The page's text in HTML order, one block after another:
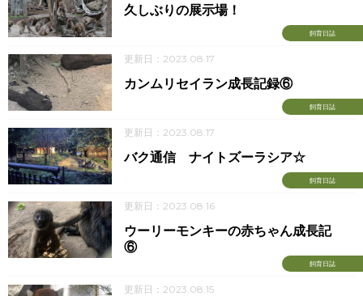
飼育日誌
久しぶりの展示場！
更新日：2023.08.17
飼育日誌
カンムリセイラン成長記録⑥
更新日：2023.08.17
飼育日誌
バク通信 ナイトズーラシア☆
更新日：2023.08.16
飼育日誌
ウーリーモンキーの赤ちゃん成長記
⑥
更新日：2023.08.15